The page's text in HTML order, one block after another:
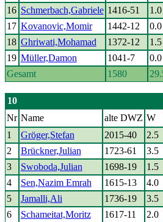
16 Schmerbach,Gabriele 1416-51 1.0
17 Kovanovic,Momir 1442-12 0.0
18 Ghriwati,Mohamad 1372-12 1.5
19 Müller,Damon 1041-7 0.0
Gesamt
1580
10
Nr Name alte DWZ W
1
Gröger,Stefan 2015-40 2.5
2
Brückner,Julian 1723-61 3.5
3
Swoboda,Julian 1698-19 1.5
4
Sen,Nazim Emrah 1615-13 4.0
5
Jamalli,Ali 1736-19 3.5
6
Schameitat,Moritz 1617-11 2.0